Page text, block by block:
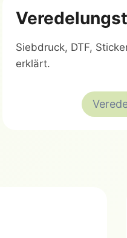
Siebdruck, DTF,
erklärt.